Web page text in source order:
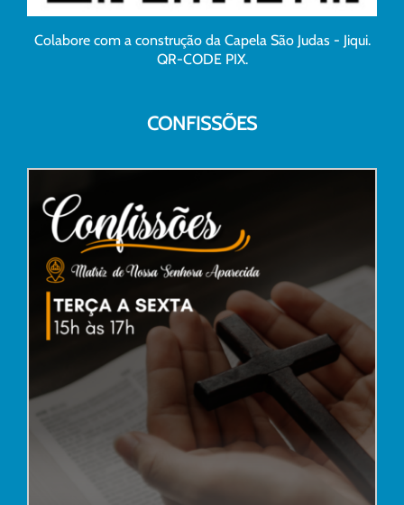
Colabore com a construção da Capela São Judas - Jiqui.
QR-CODE PIX.
CONFISSÕES